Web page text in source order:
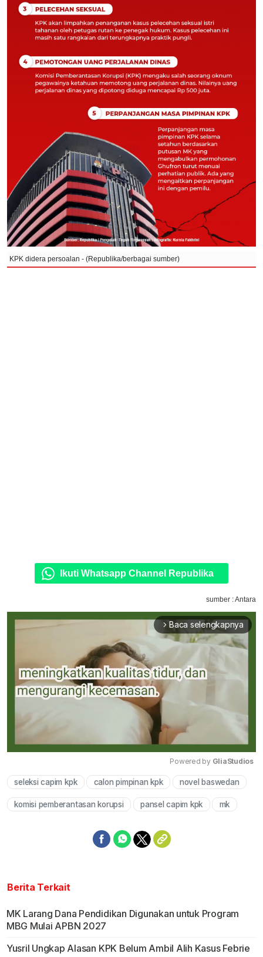
KPK didera persoalan - (Republika/berbagai sumber)
Ikuti Whatsapp Channel Republika
sumber : Antara
arrow_forward_ios Baca selengkapnya
Mute
Powered by GliaStudios
seleksi capim kpk calon pimpinan kpk novel baswedan
komisi pemberantasan korupsi pansel capim kpk mk
Berita Terkait
MK Larang Dana Pendidikan Digunakan untuk Program
MBG Mulai APBN 2027
Yusril Ungkap Alasan KPK Belum Ambil Alih Kasus Febrie